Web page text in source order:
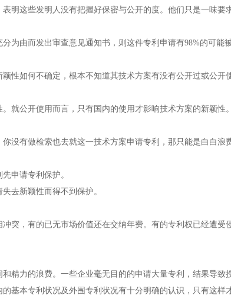
这些发明人没有把握好保密与公开的度。他们只是一味要
由而发出审查意见通知书，则这件专利申请有98%的可能
如何不确定，根本不知道其技术方案有没有公开过或公
公开使用而言，只有国内的使用才影响技术方案的新颖性
有做检索也去就这一技术方案申请专利，那只能是白白浪
申请专利保护。
去新颖性而得不到保护。
，有的已无市场价值还在交纳年费。有的专利权已经遭受
力的浪费。一些企业毫无目的的申请大量专利，结果导致
本专利状况及外围专利状况有十分明确的认识，只有这样